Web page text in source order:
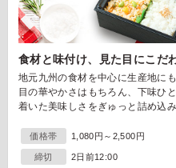
食材と味付け、見た目にこだ
地元九州の食材を中心に生産地に
目の華やかさはもちろん、下味ひ
着いた美味しさをぎゅっと詰め込み
価格帯 1,080円～2,500円
締切 2日前12:00